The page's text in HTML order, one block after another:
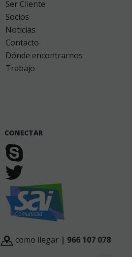
Ser Cliente
Socios
Noticias
Contacto
Dónde encontrarnos
Trabajo
CONECTAR
como llegar | 966 107 078